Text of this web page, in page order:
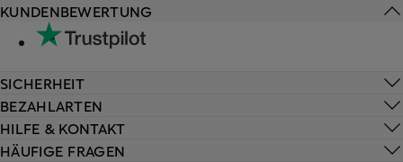
HILFE & KONTAKT
HÄUFIGE FRAGEN
KUNDENBEWERTUNG
SICHERHEIT
BEZAHLARTEN